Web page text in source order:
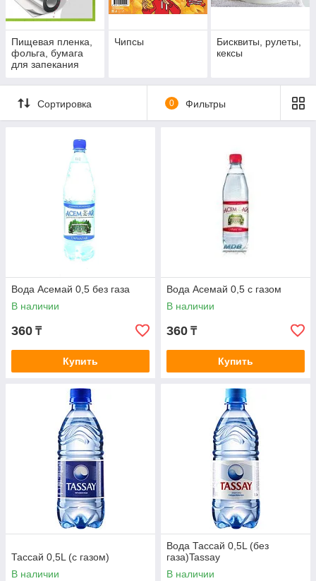
Пищевая пленка,
фольга, бумага
для запекания
Чипсы
Бисквиты, рулеты,
кексы
Сортировка 0 Фильтры
Вода Асемай 0,5 без газа
В наличии
360 ₸
Купить
Вода Асемай 0,5 с газом
В наличии
360 ₸
Купить
Тассай 0,5L (с газом)
В наличии
Вода Тассай 0,5L (без
газа)Tassay
В наличии